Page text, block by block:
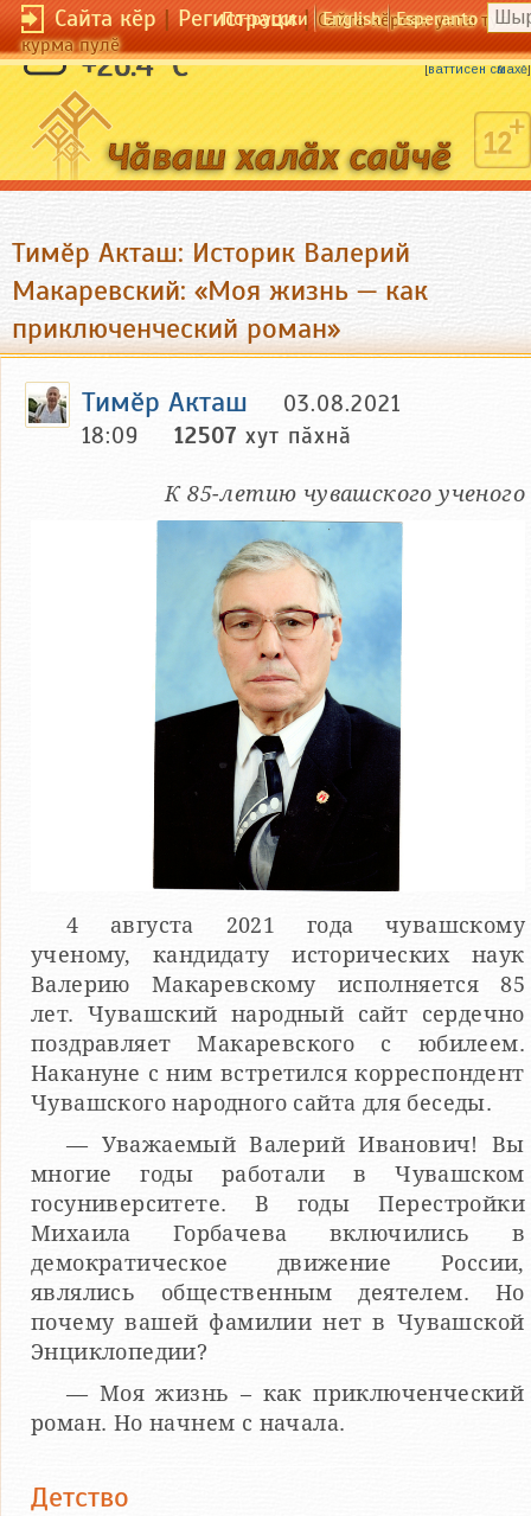
Сайта кӗр|Регистраци|Сайта кӗрсен унпа
курма пулӗ
По-русски English Esperanto
+26.4 °C Качакан сухалӗ вӑрӑм та ӑсӗ кӗске.
[ваттисен сӑмахӗ]
Тимӗр Акташ: Историк Валерий
Макаревский: «Моя жизнь — как
приключенческий роман»
Тимӗр Акташ
03.08.2021
18:09
12507 хут пӑхнӑ
К 85-летию чувашского ученого
4 августа 2021 года чувашскому
ученому, кандидату исторических наук
Валерию Макаревскому исполняется 85
лет. Чувашский народный сайт сердечно
поздравляет Макаревского с юбилеем.
Накануне с ним встретился корреспондент
Чувашского народного сайта для беседы.
— Уважаемый Валерий Иванович! Вы
многие годы работали в Чувашском
госуниверситете. В годы Перестройки
Михаила Горбачева включились в
демократическое движение России,
являлись общественным деятелем. Но
почему вашей фамилии нет в Чувашской
Энциклопедии?
— Моя жизнь – как приключенческий
роман. Но начнем с начала.
Детство